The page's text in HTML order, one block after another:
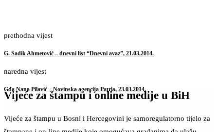
prethodna vijest
G. Sadik Ahmetović – dnevni list “Dnevni avaz”, 21.03.2014.
naredna vijest
Gđa Nana Pilavić – Novinska agencija Patria, 23.03.2014.
Vijeće za štampu i online medije u BiH
Vijeće za štampu u Bosni i Hercegovini je samoregulatorno tijelo za